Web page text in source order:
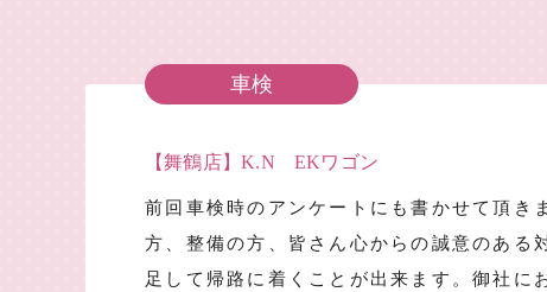
車検
【舞鶴店】K.N EKワゴン
前回車検時のアンケートにも書かせて頂き
方、整備の方、皆さん心からの誠意のある
足して帰路に着くことが出来ます。御社に